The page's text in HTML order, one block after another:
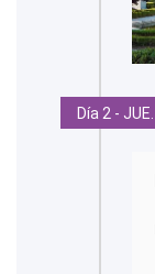
Día 2 - JUE.